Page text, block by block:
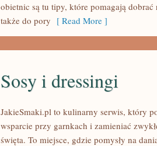
obietnic są tu tipy, które pomagają
także do pory [ Read More ]
Sosy i dressingi
JakieSmaki.pl to kulinarny serwis, który
wsparcie przy garnkach i zamieniać
święta. To miejsce, gdzie pomysły na